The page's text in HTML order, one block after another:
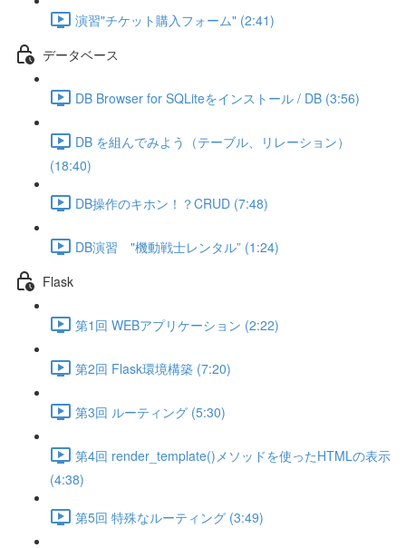
演習"チケット購入フォーム" (2:41)
データベース
DB Browser for SQLiteをインストール / DB (3:56)
DB を組んでみよう（テーブル、リレーション）
(18:40)
DB操作のキホン！？CRUD (7:48)
DB演習 "機動戦士レンタル” (1:24)
Flask
第1回 WEBアプリケーション (2:22)
第2回 Flask環境構築 (7:20)
第3回 ルーティング (5:30)
第4回 render_template()メソッドを使ったHTMLの表示
(4:38)
第5回 特殊なルーティング (3:49)